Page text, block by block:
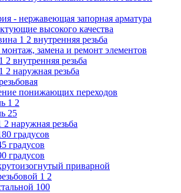
- нержавеющая запорная арматура
высокого качества
1 2 внутренняя резьба
замена и ремонт элементов
2 внутренняя резьба
2 наружная резьба
понижающих переходов
1 2
25
2 наружная резьба
градусов
градусов
градусов
приварной
1 2
100